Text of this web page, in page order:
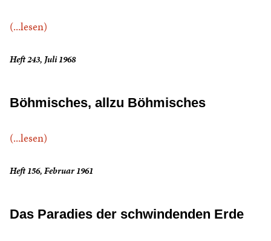
(...lesen)
Heft 243, Juli 1968
Böhmisches, allzu Böhmisches
(...lesen)
Heft 156, Februar 1961
Das Paradies der schwindenden Erde